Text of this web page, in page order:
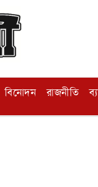
বিনোদন রাজনীতি